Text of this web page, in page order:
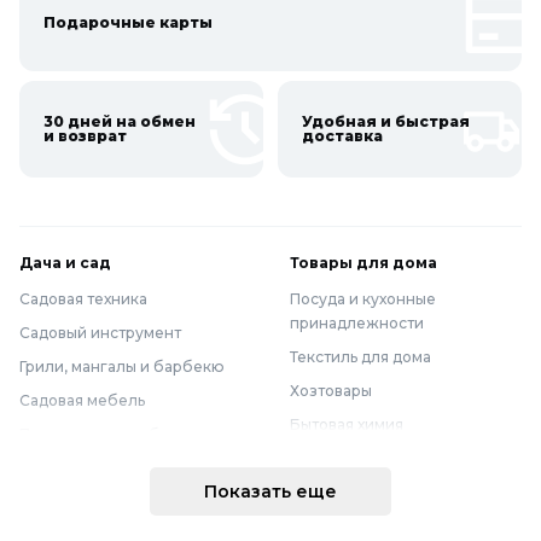
Подарочные карты
30 дней на обмен
и возврат
Удобная и быстрая
доставка
Дача и сад
Садовая техника
Садовый инструмент
Грили, мангалы и барбекю
Садовая мебель
Товары для дома
Посуда и кухонные
принадлежности
Текстиль для дома
Хозтовары
Бытовая химия
Мебель
Показать еще